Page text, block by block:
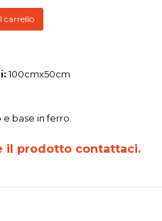
carrello
100cmx50cm
base in ferro.
il prodotto contattaci.